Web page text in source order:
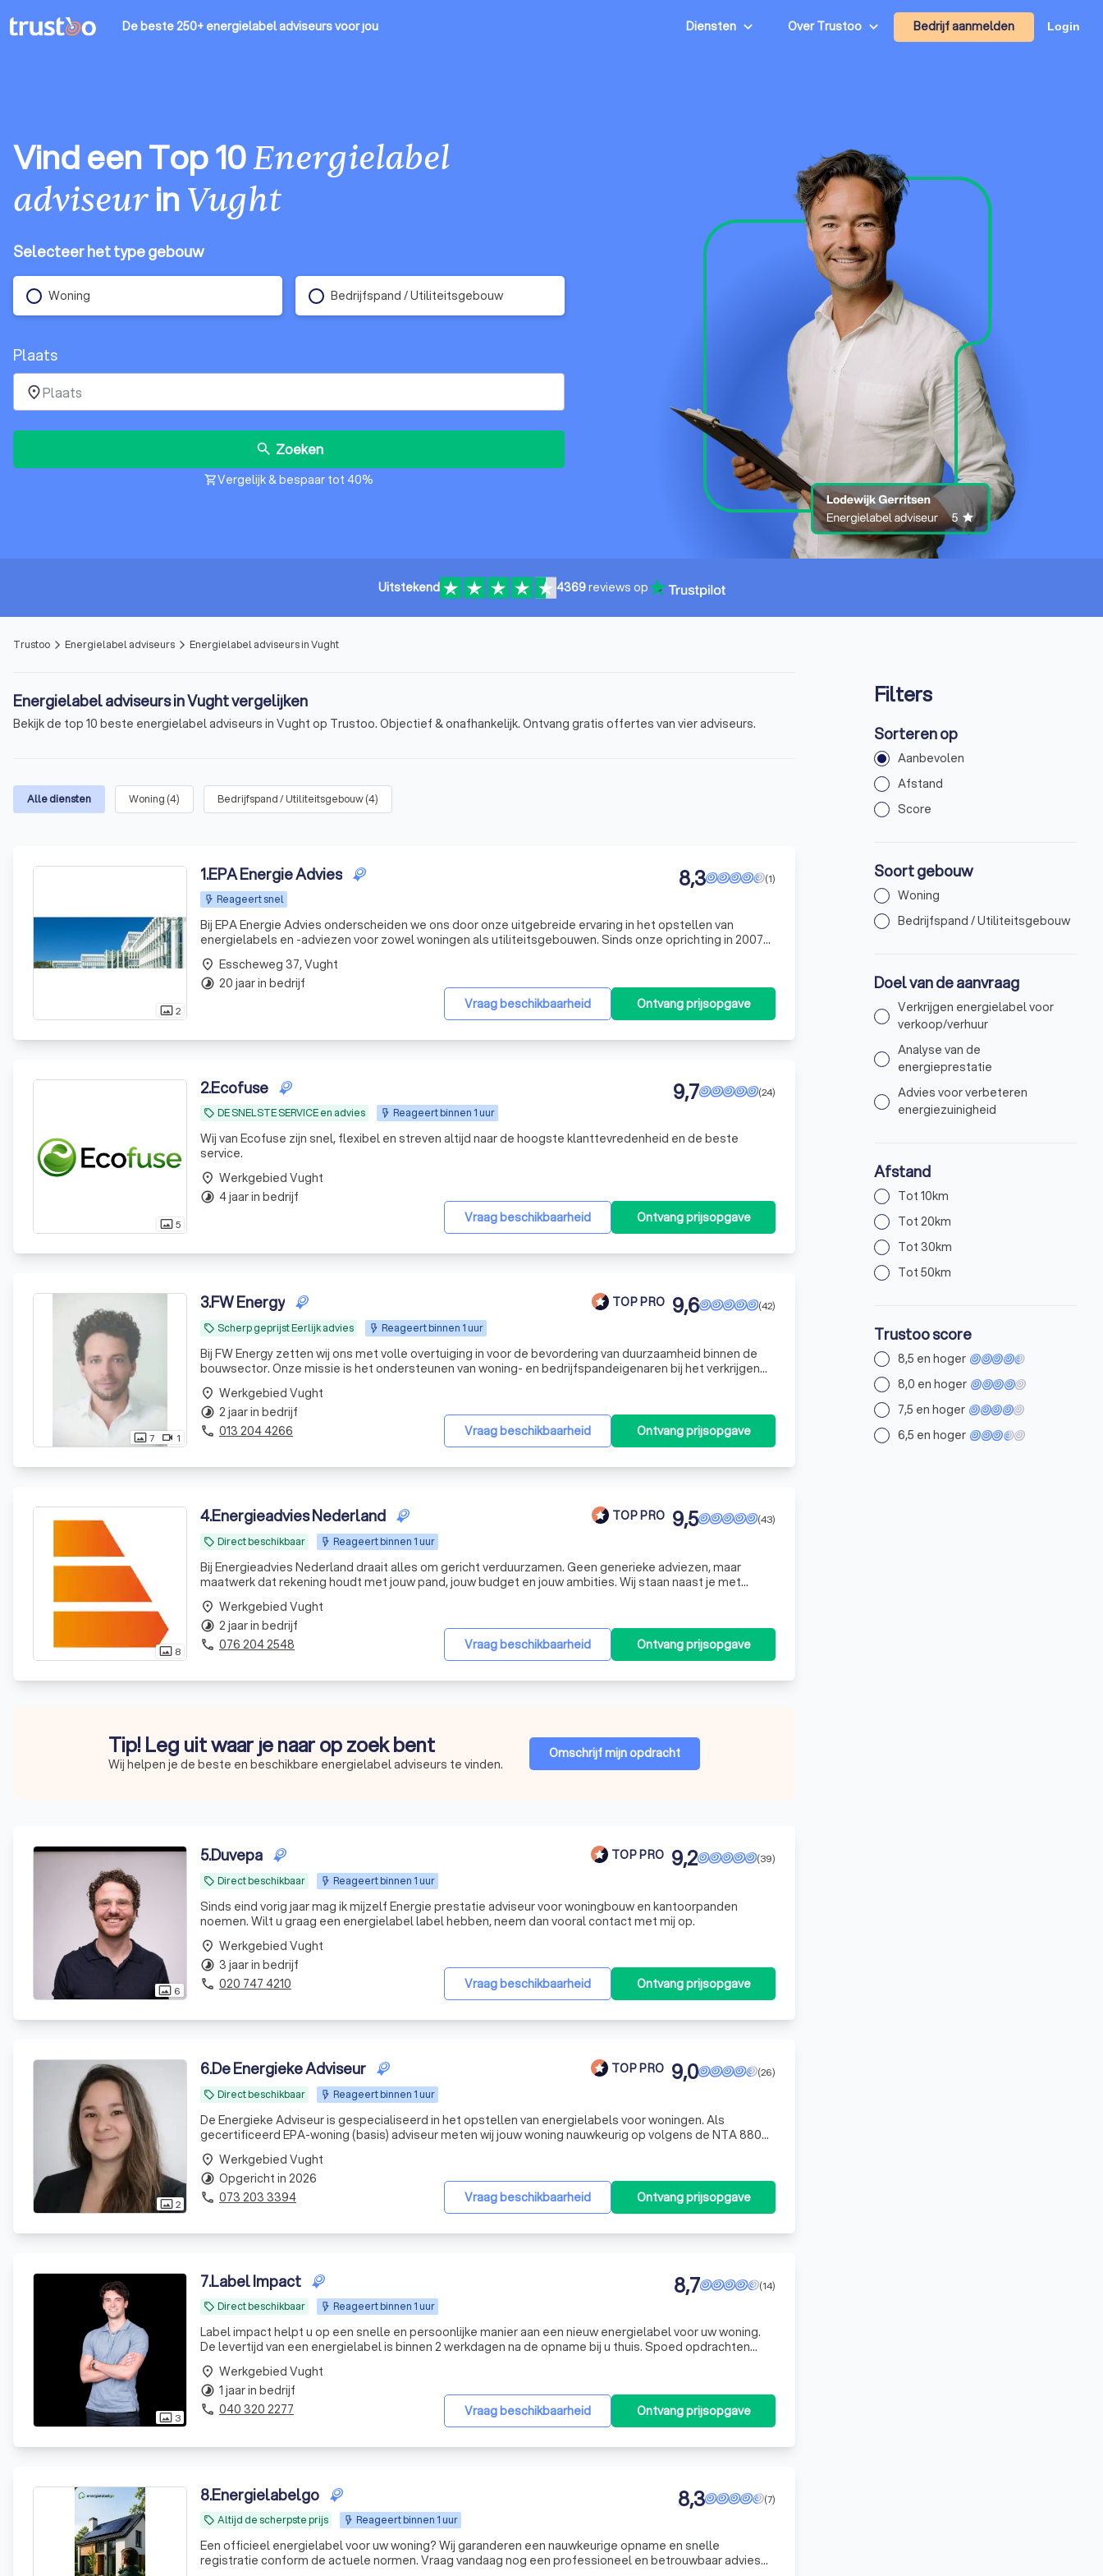
De beste 250+ energielabel adviseursvoor jou Diensten Over Trustoo Bedrijf aanmelden Login
Vind een Top 10Energielabel
adviseurinVught
Selecteer het type gebouw
Woning Bedrijfspand / Utiliteitsgebouw
Plaats
place
search Zoeken
shopping_cartVergelijk & bespaar tot 40%
Uitstekend 4369reviews op
Trustoo arrow_forward_ios Energielabel adviseurs arrow_forward_ios Energielabel adviseurs in Vught
Energielabel adviseurs in Vught vergelijken
Bekijk de top 10 beste energielabel adviseurs in Vught op Trustoo. Objectief & onafhankelijk. Ontvang gratis offertes van vier adviseurs.
Alle diensten Woning (4) Bedrijfspand / Utiliteitsgebouw(4)
photo_size_select_actual2
1.EPA Energie Advies
Reageert snel
(1)
8,3
Bij EPA Energie Advies onderscheiden we ons door onze uitgebreide ervaring in het opstellen van
energielabels en -adviezen voor zowel woningen als utiliteitsgebouwen. Sinds onze oprichting in 2007
hebben we talloze klanten geholpen met het verkrijgen van de juiste energielabels voor hun kantoor, win
Vraag beschikbaarheid Ontvang prijsopgave
place Esscheweg 37, Vught
timelapse 20 jaar in bedrijf
photo_size_select_actual5
2.Ecofuse
local_offer DE SNELSTE SERVICE en advies Reageert binnen 1 uur
(24)
9,7
Wij van Ecofuse zijn snel, flexibel en streven altijd naar de hoogste klanttevredenheid en de beste
service.
Vraag beschikbaarheid Ontvang prijsopgave
place Werkgebied Vught
timelapse 4 jaar in bedrijf
photo_size_select_actual7 videocam 1
3.FW Energy TOP PRO
local_offer Scherp geprijst Eerlijk advies Reageert binnen 1 uur
(42)
9,6
Bij FW Energy zetten wij ons met volle overtuiging in voor de bevordering van duurzaamheid binnen de
bouwsector. Onze missie is het ondersteunen van woning- en bedrijfspandeigenaren bij het verkrijgen
van een officieel energielabel, wat essentieel is in het streven naar een energiezuinigere toekomst
Vraag beschikbaarheid Ontvang prijsopgave
place Werkgebied Vught
timelapse 2 jaar in bedrijf
phone 013 204 4266
photo_size_select_actual 8
4.Energieadvies Nederland TOP PRO
local_offer Direct beschikbaar Reageert binnen 1 uur
(43)
9,5
Bij Energieadvies Nederland draait alles om gericht verduurzamen. Geen generieke adviezen, maar
maatwerk dat rekening houdt met jouw pand, jouw budget en jouw ambities. Wij staan naast je met
kennis, daadkracht en een scherp oog voor resultaat. Verduurzaming is geen doel op zich. Het is een
slimme s
Vraag beschikbaarheid
Ontvang prijsopgave
place Werkgebied Vught
timelapse 2 jaar in bedrijf
phone 076 204 2548
Tip! Leg uit waar je naar op zoek bent
Wij helpen je de beste en beschikbare energielabel adviseurs te vinden.
Omschrijf mijn opdracht
photo_size_select_actual 6
5.Duvepa TOP PRO
local_offer Direct beschikbaar Reageert binnen 1 uur
(39)
9,2
Sinds eind vorig jaar mag ik mijzelf Energie prestatie adviseur voor woningbouw en kantoorpanden
noemen. Wilt u graag een energielabel label hebben, neem dan vooral contact met mij op.
Vraag beschikbaarheid Ontvang prijsopgave
place Werkgebied Vught
timelapse 3 jaar in bedrijf
phone 020 747 4210
photo_size_select_actual2
6.De Energieke Adviseur TOP PRO
local_offer Direct beschikbaar Reageert binnen 1 uur
(26)
9,0
De Energieke Adviseur is gespecialiseerd in het opstellen van energielabels voor woningen. Als
gecertificeerd EPA-woning (basis) adviseur meten wij jouw woning nauwkeurig op volgens de NTA 8800.
Op basis van deze opname wordt een officieel en erkend energielabel geregistreerd. Wij werken
zorgvuldig
Vraag beschikbaarheid
Ontvang prijsopgave
place Werkgebied Vught
timelapse Opgericht in 2026
phone 073 203 3394
photo_size_select_actual 3
7.Label Impact
local_offer Direct beschikbaar Reageert binnen 1 uur
(14)
8,7
Label impact helpt u op een snelle en persoonlijke manier aan een nieuw energielabel voor uw woning.
De levertijd van een energielabel is binnen 2 werkdagen na de opname bij u thuis. Spoed opdrachten
(binnen 1 werkdag) zijn in overleg ook mogelijk.
Vraag beschikbaarheid Ontvang prijsopgave
place Werkgebied Vught
timelapse 1 jaar in bedrijf
phone 040 320 2277
8.Energielabelgo
local_offer Altijd de scherpste prijs Reageert binnen 1 uur
(7)
8,3
Een officieel energielabel voor uw woning? Wij garanderen een nauwkeurige opname en snelle
registratie conform de actuele normen. Vraag vandaag nog een professioneel en betrouwbaar advies
Filters
Sorteren op
Aanbevolen
Afstand
Score
Soort gebouw
Woning
Bedrijfspand / Utiliteitsgebouw
Doel van de aanvraag
Verkrijgen energielabel voor
verkoop/verhuur
Analyse van de
energieprestatie
Advies voor verbeteren
energiezuinigheid
Afstand
Tot 10km
Tot 20km
Tot 30km
Tot 50km
Trustoo score
8,5 en hoger
8,0 en hoger
7,5 en hoger
6,5 en hoger